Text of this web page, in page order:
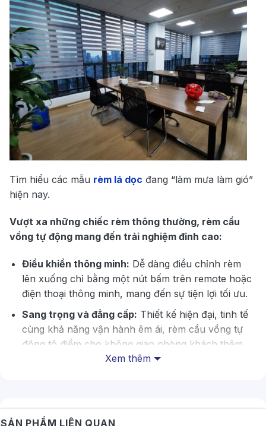
Tìm hiểu các mẫu rèm lá dọc đang “làm mưa làm gió”
hiện nay.
Vượt xa những chiếc rèm thông thường, rèm cầu
vồng tự động mang đến trải nghiệm đỉnh cao:
Điều khiển thông minh: Dễ dàng điều chỉnh rèm
lên xuống chỉ bằng một nút bấm trên remote hoặc
điện thoại thông minh, mang đến sự tiện lợi tối ưu.
Sang trọng và đẳng cấp: Thiết kế hiện đại, tinh tế
cùng khả năng vận hành êm ái, rèm cầu vồng tự
động tô điểm cho không gian phòng khách thêm
sang trọng và đẳng cấp.
Xem thêm
SẢN PHẨM LIÊN QUAN